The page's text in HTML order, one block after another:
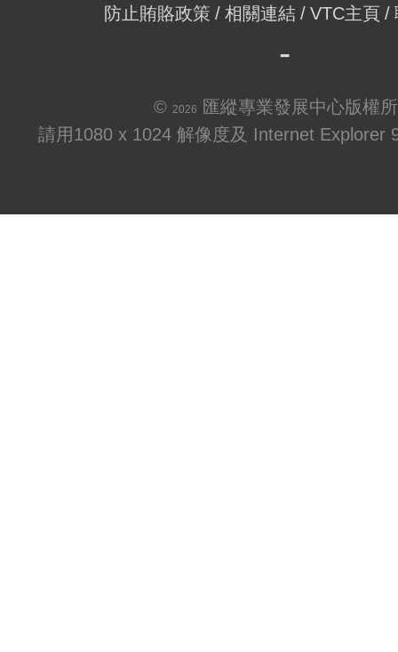
防止賄賂政策
相關連結 VTC主頁
© 2026
匯縱專業發展中心版權
請用1080 x 1024 解像度及 Internet Explorer